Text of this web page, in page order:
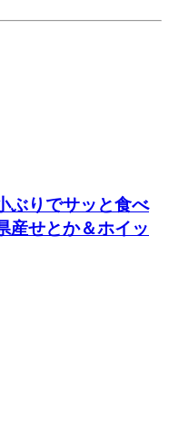
ぶりでサッと食べ
産せとか＆ホイッ